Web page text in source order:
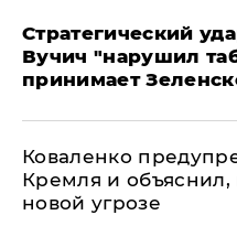
Стратегический
Вучич "нарушил
принимает
Коваленко
Кремля и объяснил,
новой угрозе